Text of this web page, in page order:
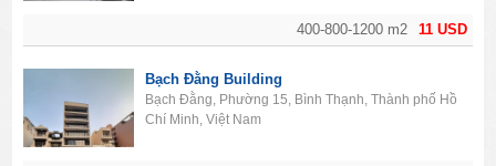
11 USD
400-800-1200 m2
Bạch Đằng Building
Bạch Đằng, Phường 15, Bình Thạnh, Thành phố Hồ
Chí Minh, Việt Nam